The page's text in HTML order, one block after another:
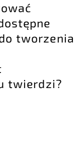
tworzenia
twierdzi?